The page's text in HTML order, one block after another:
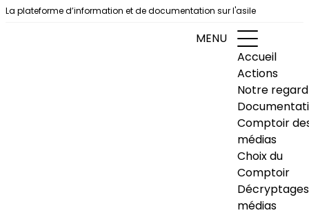
Aller au contenu
La plateforme d’information et de documentation sur l'asile
MENU
Accueil
Actions
Notre regard
Comptoir
médias
Choix du
Comptoir
Décryptages
médias